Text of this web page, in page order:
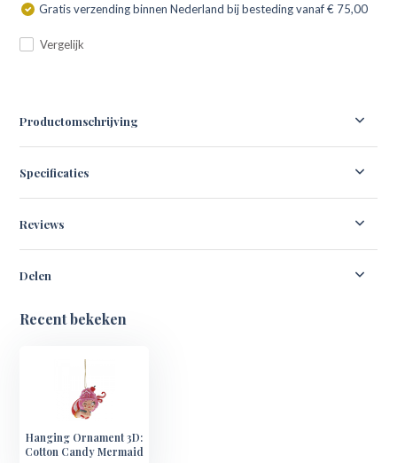
Gratis verzending binnen Nederland bij besteding vanaf € 75,00
Vergelijk
Productomschrijving
Specificaties
Reviews
Delen
Recent bekeken
Hanging Ornament 3D:
Cotton Candy Mermaid